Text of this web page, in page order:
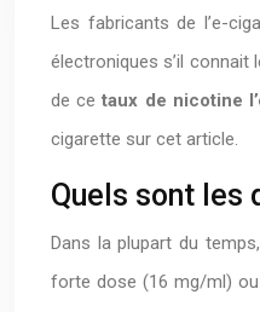
Les fabricants de l’e-
électroniques s’il
de cetaux de nicotine
cigarette sur cet article.
Quels sont les
Dans la plupart du
forte dose (16 mg/ml) ou